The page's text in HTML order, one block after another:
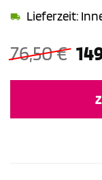
76,50€
Lieferzeit: